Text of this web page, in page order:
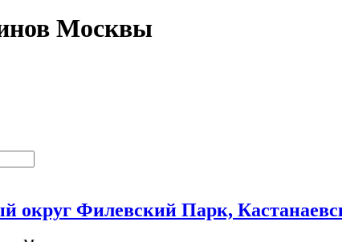
Москвы
округ Филевский Парк,